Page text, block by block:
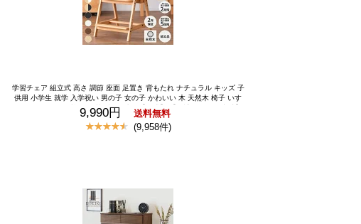
学習チェア 組立式 高さ 調節 座面 足置き 背もたれ ナチュラル キッズ 子
供用 小学生 就学 入学祝い 男の子 女の子 かわいい 木 天然木 椅子 いす
チェア NA 子ども椅子 品質保証 一生紀【公式】 【累計24,000個突破】
学習椅子 木製 学習いす 学習イス 学習チェア 勉強椅子 キッズチェア ダイ
ニングチェア 椅子 イス 子ども 子供 高さ調節 学習 勉強 リビング学習 北
9,990円 送料無料
(9,958件)